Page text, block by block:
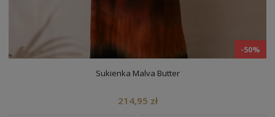
-50%
Spodnie Damskie Serena Light Blue
139,95 zł